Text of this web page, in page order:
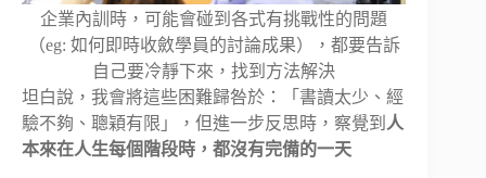
企業內訓時，可能會碰到各式有挑戰性的問題
（eg: 如何即時收斂學員的討論成果），都要告訴
自己要冷靜下來，找到方法解決
坦白說，我會將這些困難歸咎於：「書讀太少、經
驗不夠、聰穎有限」，但進一步反思時，察覺到 人
本來在人生每個階段時，都沒有完備的一天